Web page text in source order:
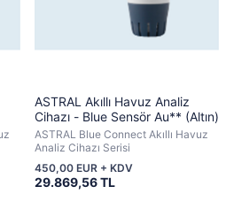
ASTRAL Akıllı Havuz Analiz
Cihazı - Blue Sensör Au** (Altın)
ASTRAL Blue Connect Akıllı Havuz
Analiz Cihazı Serisi
29.869,56 TL
450,00 EUR + KDV